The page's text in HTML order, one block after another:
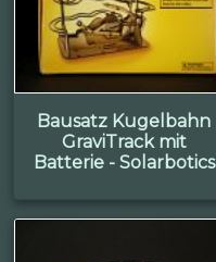
Bausatz Kugelbahn
GraviTrack mit
Batterie - Solarbotics